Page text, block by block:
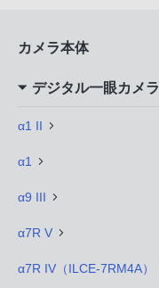
カメラ本体
デジタル一眼カメ
α1 II
α1
α9 III
α7R V
α7R IV（ILCE-7RM4A）